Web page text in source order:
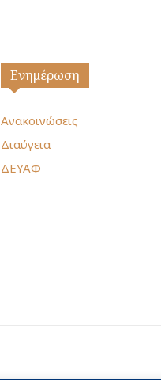
Ενημέρωση
Ανακοινώσεις
Διαύγεια
ΔΕΥΑΦ